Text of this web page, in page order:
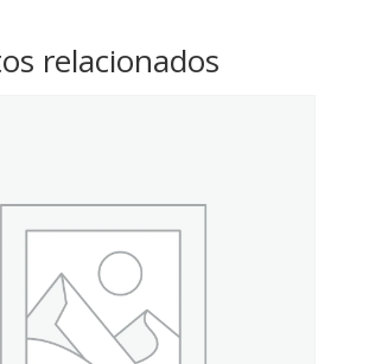
relacionados